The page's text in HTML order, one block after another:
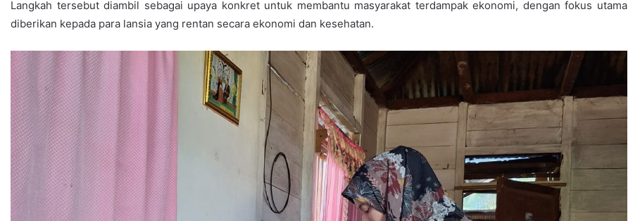
Langkah tersebut diambil sebagai upaya konkret untuk membantu masyarakat terdampak ekonomi, dengan fokus utama
diberikan kepada para lansia yang rentan secara ekonomi dan kesehatan.